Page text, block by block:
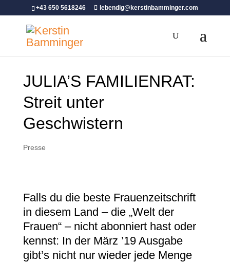
+43 650 5618246 lebendig@kerstinbamminger.com
JULIA’S FAMILIENRAT:
Streit unter
Geschwistern
Presse
Falls du die beste Frauenzeitschrift
in diesem Land – die „Welt der
Frauen“ – nicht abonniert hast oder
kennst: In der März ’19 Ausgabe
gibt’s nicht nur wieder jede Menge